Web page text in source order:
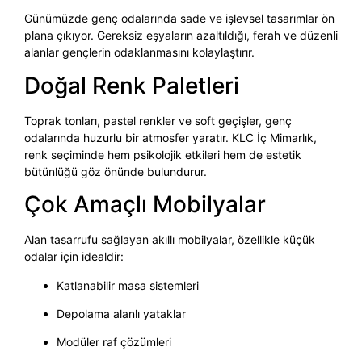
Günümüzde genç odalarında sade ve işlevsel tasarımlar ön
plana çıkıyor. Gereksiz eşyaların azaltıldığı, ferah ve düzenli
alanlar gençlerin odaklanmasını kolaylaştırır.
Doğal Renk Paletleri
Toprak tonları, pastel renkler ve soft geçişler, genç
odalarında huzurlu bir atmosfer yaratır. KLC İç Mimarlık,
renk seçiminde hem psikolojik etkileri hem de estetik
bütünlüğü göz önünde bulundurur.
Çok Amaçlı Mobilyalar
Alan tasarrufu sağlayan akıllı mobilyalar, özellikle küçük
odalar için idealdir:
Katlanabilir masa sistemleri
Depolama alanlı yataklar
Modüler raf çözümleri